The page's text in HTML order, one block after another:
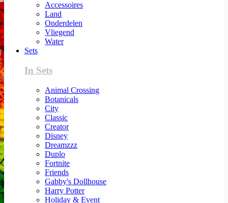
Accessoires
Land
Onderdelen
Vliegend
Water
Sets
In Sets
Animal Crossing
Botanicals
City
Classic
Creator
Disney
Dreamzzz
Duplo
Fortnite
Friends
Gabby's Dollhouse
Harry Potter
Holiday & Event